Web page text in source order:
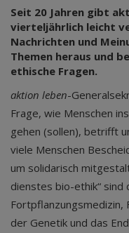
Seit 20 Jahren gibt
vierteljährlich leicht
Nachrichten und
Themen heraus und
ethische Fragen.
aktion leben-
Frage, wie Menschen
gehen (sollen), betrifft
viele Menschen
um solidarisch
dienstes bio-ethik“ sind
Fortpflanzungsmedizin,
der Genetik und das